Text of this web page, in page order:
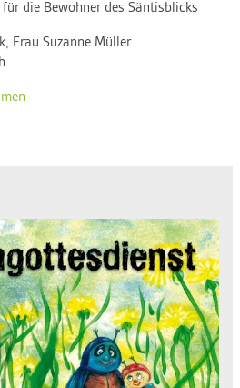
die Bewohner des Säntisblicks
Frau Suzanne Müller